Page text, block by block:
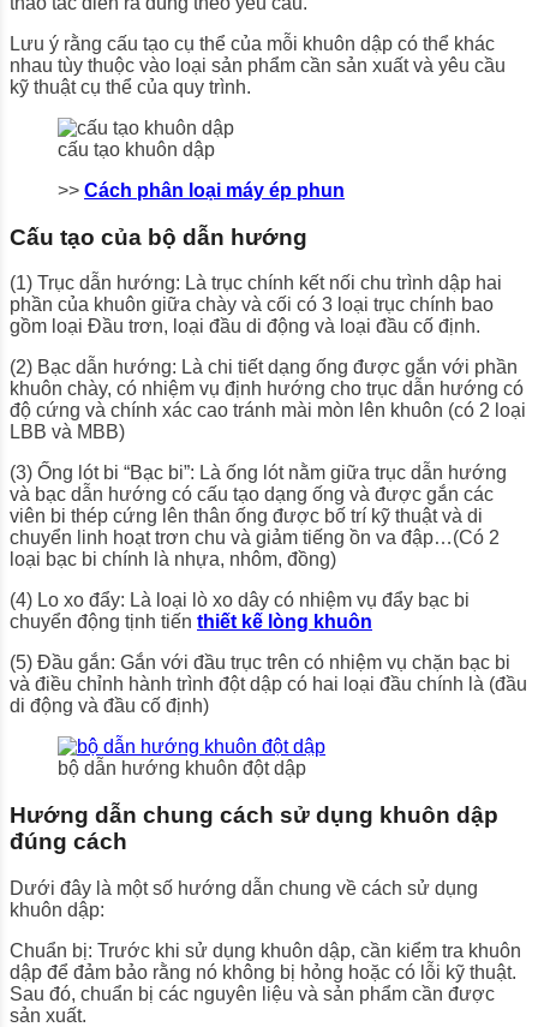
Lưu ý rằng cấu tạo cụ thể của mỗi khuôn dập có thể khác
nhau tùy thuộc vào loại sản phẩm cần sản xuất và yêu cầu
kỹ thuật cụ thể của quy trình.
cấu tạo khuôn dập
>> Cách phân loại máy ép phun
Cấu tạo của bộ dẫn hướng
(1) Trục dẫn hướng: Là trục chính kết nối chu trình dập hai
phần của khuôn giữa chày và cối có 3 loại trục chính bao
gồm loại Đầu trơn, loại đầu di động và loại đầu cố định.
(2) Bạc dẫn hướng: Là chi tiết dạng ống được gắn với phần
khuôn chày, có nhiệm vụ định hướng cho trục dẫn hướng có
độ cứng và chính xác cao tránh mài mòn lên khuôn (có 2 loại
LBB và MBB)
(3) Ống lót bi “Bạc bi”: Là ống lót nằm giữa trục dẫn hướng
và bạc dẫn hướng có cấu tạo dạng ống và được gắn các
viên bi thép cứng lên thân ống được bố trí kỹ thuật và di
chuyển linh hoạt trơn chu và giảm tiếng ồn va đập…(Có 2
loại bạc bi chính là nhựa, nhôm, đồng)
(4) Lo xo đẩy: Là loại lò xo dây có nhiệm vụ đẩy bạc bi
chuyển động tịnh tiến thiết kế lòng khuôn
(5) Đầu gắn: Gắn với đầu trục trên có nhiệm vụ chặn bạc bi
và điều chỉnh hành trình đột dập có hai loại đầu chính là (đầu
di động và đầu cố định)
bộ dẫn hướng khuôn đột dập
Hướng dẫn chung cách sử dụng khuôn dập
đúng cách
Dưới đây là một số hướng dẫn chung về cách sử dụng
khuôn dập:
Chuẩn bị: Trước khi sử dụng khuôn dập, cần kiểm tra khuôn
dập để đảm bảo rằng nó không bị hỏng hoặc có lỗi kỹ thuật.
Sau đó, chuẩn bị các nguyên liệu và sản phẩm cần được
sản xuất.